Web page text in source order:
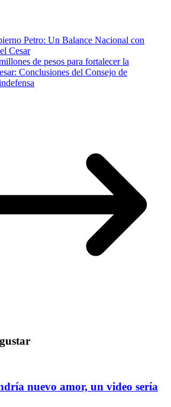
Petro: Un Balance Nacional con
Cesar
de pesos para fortalecer la
Conclusiones del Consejo de
nuevo amor, un video sería